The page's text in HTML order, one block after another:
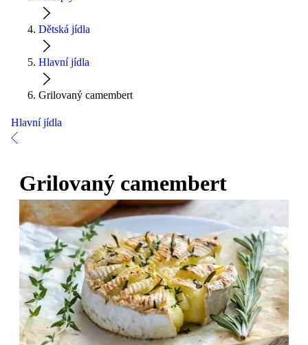
Dětská jídla
Hlavní jídla
Grilovaný camembert
Hlavní jídla
Grilovaný camembert